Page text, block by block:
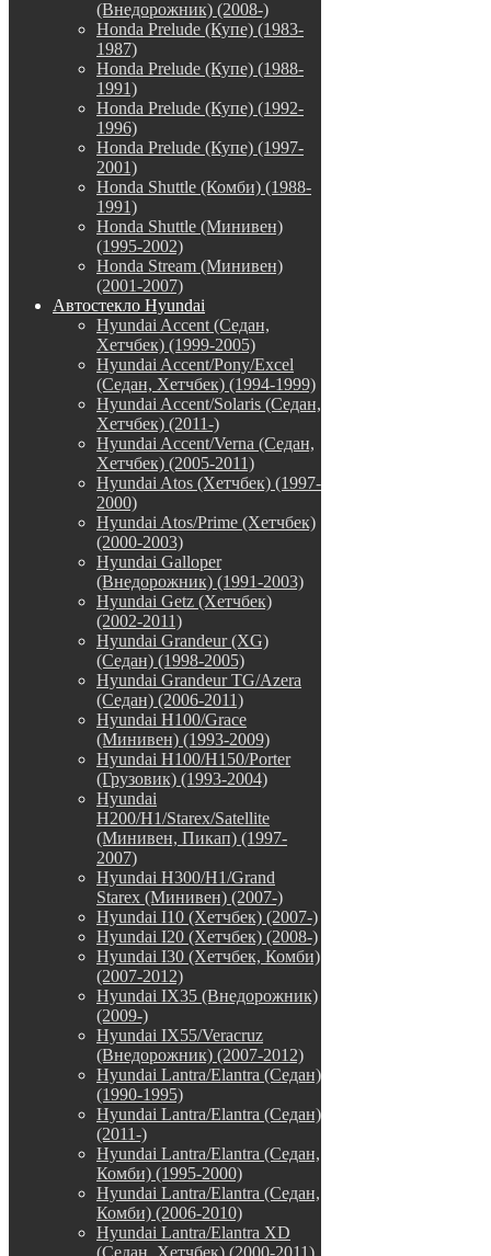
(Внедорожник) (2008-)
Honda Prelude (Купе) (1983-
1987)
Honda Prelude (Купе) (1988-
1991)
Honda Prelude (Купе) (1992-
1996)
Honda Prelude (Купе) (1997-
2001)
Honda Shuttle (Комби) (1988-
1991)
Honda Shuttle (Минивен)
(1995-2002)
Honda Stream (Минивен)
(2001-2007)
Автостекло Hyundai
Hyundai Accent (Седан,
Хетчбек) (1999-2005)
Hyundai Accent/Pony/Excel
(Седан, Хетчбек) (1994-1999)
Hyundai Accent/Solaris (Седан,
Хетчбек) (2011-)
Hyundai Accent/Verna (Седан,
Хетчбек) (2005-2011)
Hyundai Atos (Хетчбек) (1997-
2000)
Hyundai Atos/Prime (Хетчбек)
(2000-2003)
Hyundai Galloper
(Внедорожник) (1991-2003)
Hyundai Getz (Хетчбек)
(2002-2011)
Hyundai Grandeur (XG)
(Седан) (1998-2005)
Hyundai Grandeur TG/Azera
(Седан) (2006-2011)
Hyundai H100/Grace
(Минивен) (1993-2009)
Hyundai H100/H150/Porter
(Грузовик) (1993-2004)
Hyundai
H200/H1/Starex/Satellite
(Минивен, Пикап) (1997-
2007)
Hyundai H300/H1/Grand
Starex (Минивен) (2007-)
Hyundai I10 (Хетчбек) (2007-)
Hyundai I20 (Хетчбек) (2008-)
Hyundai I30 (Хетчбек, Комби)
(2007-2012)
Hyundai IX35 (Внедорожник)
(2009-)
Hyundai IX55/Veracruz
(Внедорожник) (2007-2012)
Hyundai Lantra/Elantra (Седан)
(1990-1995)
Hyundai Lantra/Elantra (Седан)
(2011-)
Hyundai Lantra/Elantra (Седан,
Комби) (1995-2000)
Hyundai Lantra/Elantra (Седан,
Комби) (2006-2010)
Hyundai Lantra/Elantra XD
(Седан, Хетчбек) (2000-2011)